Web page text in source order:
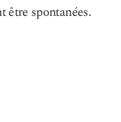
être spontanées.